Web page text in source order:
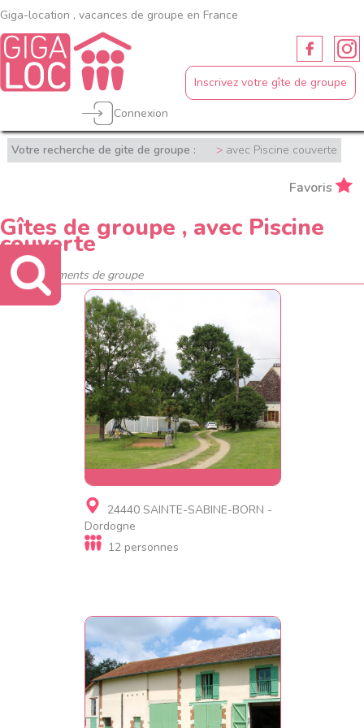
Giga-location , vacances de groupe en France
Inscrivez votre gîte de groupe
Connexion
Votre recherche de gite de groupe : avec Piscine couverte
Favoris
Gîtes de groupe , avec Piscine
couverte
45 hébergements de groupe
Gite
0682493456
24440 SAINTE-SABINE-BORN -
Dordogne
12 personnes